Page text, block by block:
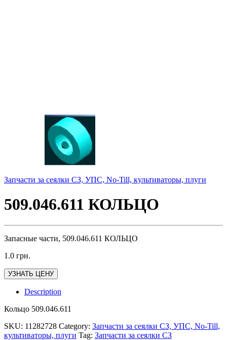
Запчасти за сеялки СЗ, УПС, No-Till, культиваторы, плуги
509.046.611 КОЛЬЦО
Запасные части, 509.046.611 КОЛЬЦО
1.0 грн.
УЗНАТЬ ЦЕНУ
Description
Кольцо 509.046.611
SKU: 11282728 Category: Запчасти за сеялки СЗ, УПС, No-Till,
культиваторы, плуги Tag: Запчасти за сеялки СЗ